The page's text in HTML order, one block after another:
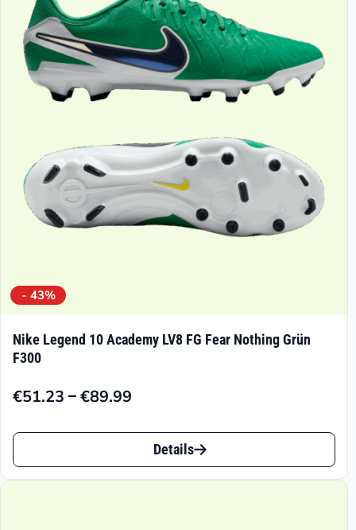
- 43%
Nike Legend 10 Academy LV8 FG Fear Nothing Grün
F300
€51.23 –€89.99
Preisspanne:
€89.99
Dieses
Produkt
Details